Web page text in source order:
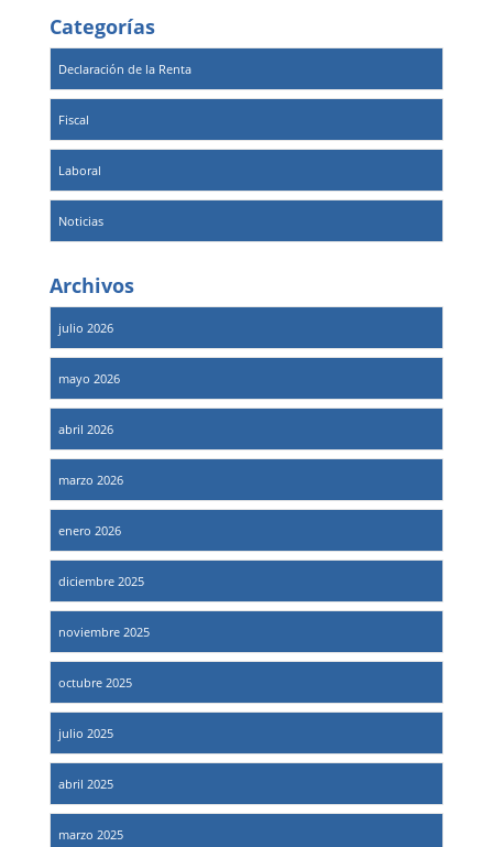
Categorías
Declaración de la Renta
Fiscal
Laboral
Noticias
Archivos
julio 2026
mayo 2026
abril 2026
marzo 2026
enero 2026
diciembre 2025
noviembre 2025
octubre 2025
julio 2025
abril 2025
marzo 2025